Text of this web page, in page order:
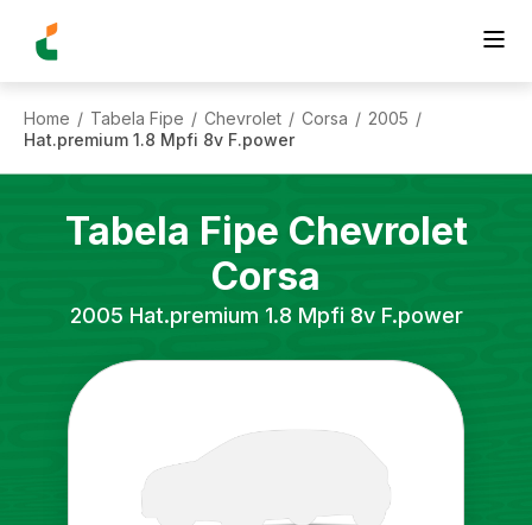
Home / Tabela Fipe / Chevrolet / Corsa / 2005 /
Hat.premium 1.8 Mpfi 8v F.power
Tabela Fipe Chevrolet
Corsa
2005 Hat.premium 1.8 Mpfi 8v F.power